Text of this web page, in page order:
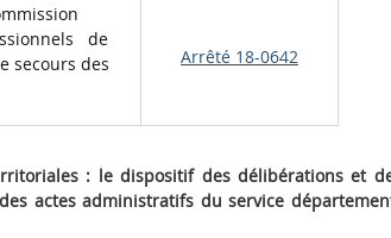
de
secours des
Arrêté 18-0642
: le dispositif des délibérations et
actes administratifs du service